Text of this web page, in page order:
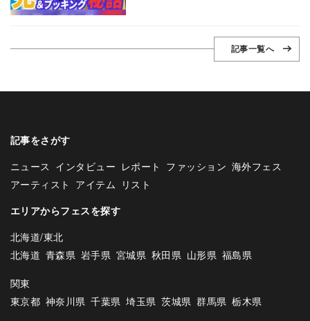
記事一覧へ
記事をさがす
ニュース インタビュー レポート ファッション 海外フェス
アーティスト アイテム リスト
エリアからフェスを探す
北海道/東北
北海道 青森県 岩手県 宮城県 秋田県 山形県 福島県
関東
東京都 神奈川県 千葉県 埼玉県 茨城県 群馬県 栃木県